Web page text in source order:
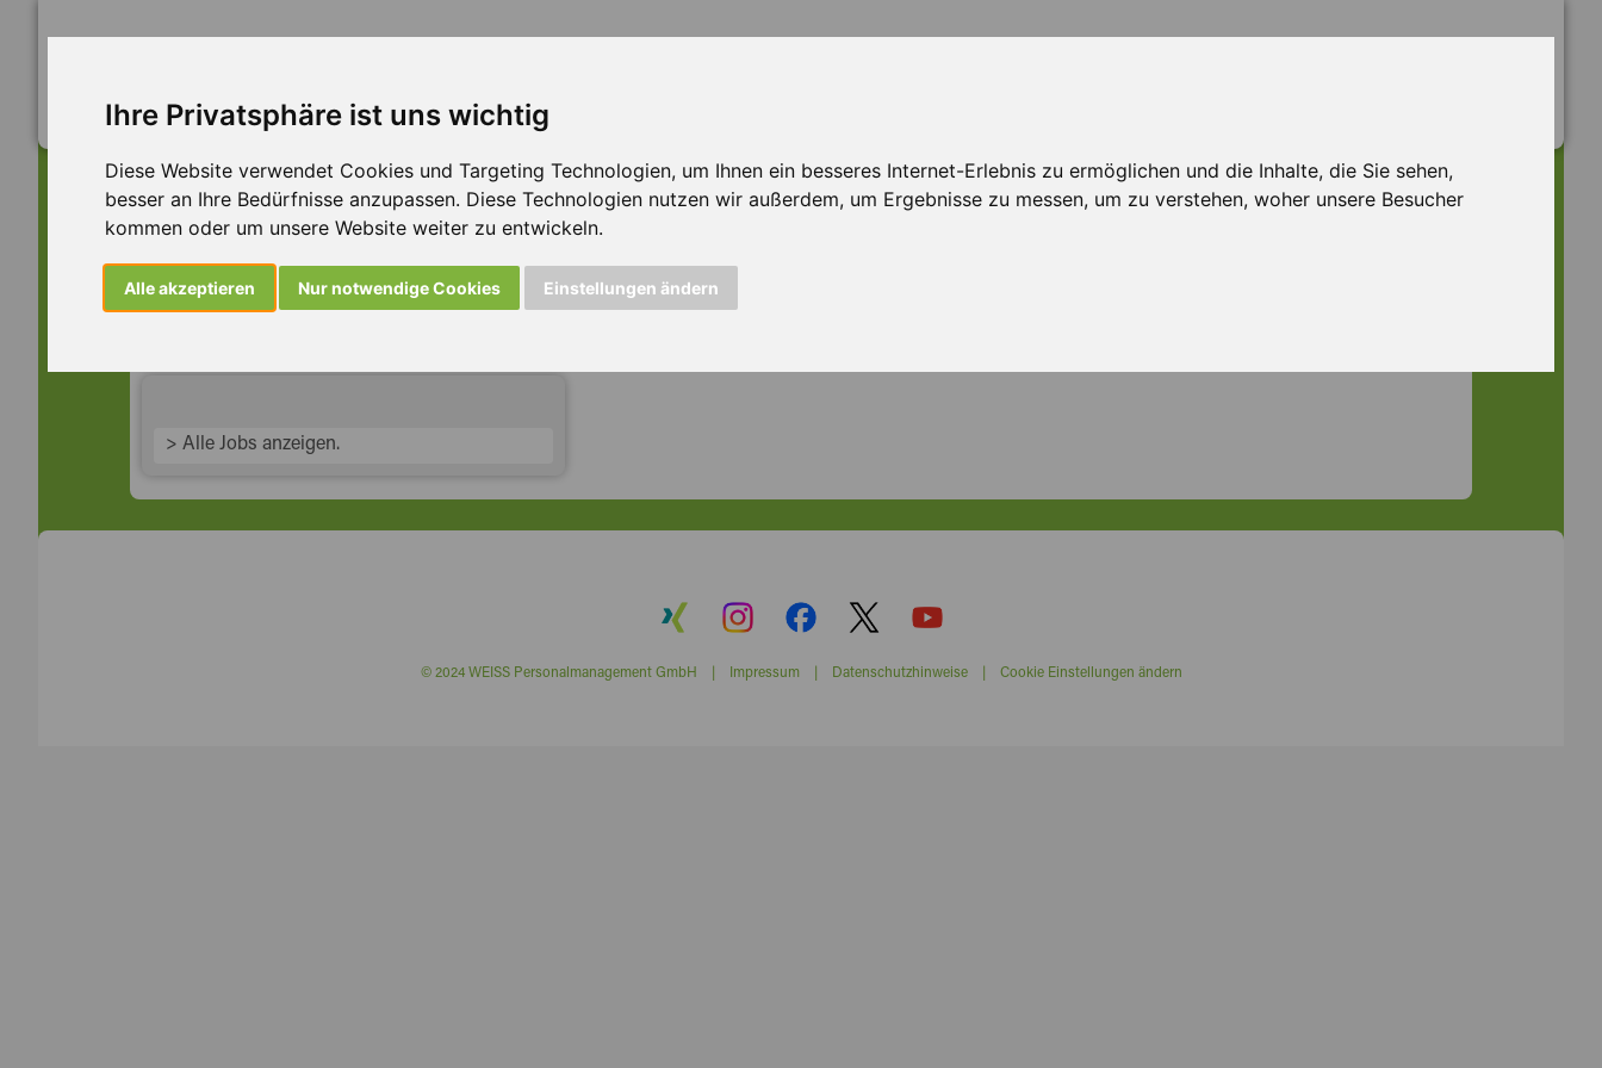
Ihre Privatsphäre ist uns wichtig
Diese Website verwendet Cookies und Targeting Technologien, um Ihnen ein besseres Internet-Erlebnis zu ermöglichen und die Inhalte, die Sie sehen,
besser an Ihre Bedürfnisse anzupassen. Diese Technologien nutzen wir außerdem, um Ergebnisse zu messen, um zu verstehen, woher unsere Besucher
kommen oder um unsere Website weiter zu entwickeln.
Alle akzeptieren Nur notwendige Cookies Einstellungen ändern
Dieser Job ist leider nicht mehr verfügbar ...
... aber vielleicht ist hier etwas dabei:
> Alle Jobs anzeigen.
© 2024 WEISS Personalmanagement GmbH | Impressum| Datenschutzhinweise| Cookie Einstellungen ändern